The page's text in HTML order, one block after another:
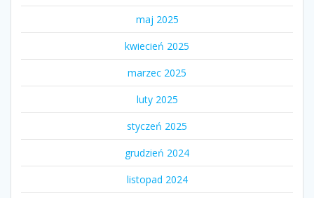
maj 2025
kwiecień 2025
marzec 2025
luty 2025
styczeń 2025
grudzień 2024
listopad 2024